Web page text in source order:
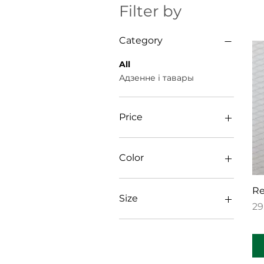
Filter by
Category
All
Адзенне і тавары
Price
25 $
Color
Black
Black
Navy
Size
L/XL